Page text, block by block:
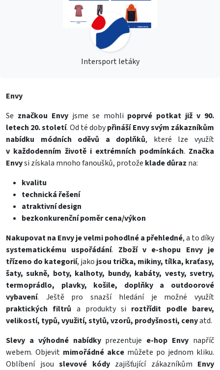
Intersport letáky
Envy
Se značkou Envyjsme se mohli poprvé potkat již v 90.
letech 20. století. Od té dobypřináší Envy svým zákazníkům
nabídku módních oděvů a doplňků, které lze využít
v každodenním životě i extrémních podmínkách. Značka
Envysi získala mnoho fanoušků, protože klade důraz na:
kvalitu
technická řešení
atraktivní design
bezkonkurenční poměr cena/výkon
Nakupovat na Envy je velmi pohodlné a přehledné, a to díky
systematickému uspořádání. Zboží v e-shopu Envy je
třízeno do kategorií, jako jsou trička, mikiny, tílka, kraťasy,
šaty, sukně, boty, kalhoty, bundy, kabáty, vesty, svetry,
termoprádlo, plavky, košile, doplňky a outdoorové
vybavení. Ještě pro snazší hledání je možné využít
praktických filtrů a produkty si roztřídit podle barev,
velikostí, typů, využití, stylů, vzorů, prodyšnosti, cenyatd.
Slevy a výhodné nabídkyprezentuje e-hop Envy napříč
webem. Objevit mimořádné akce můžete po jednom kliku.
Oblíbení jsou slevové kódyzajišťující zákazníkům Envy